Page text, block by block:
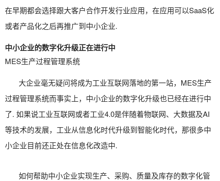
在早期都会选择跟大客户合作开发行业应用，在应用可以SaaS化
或者产品化之后再推广到中小企业.
中小企业的数字化升级正在进行中
MES生产过程管理系统
大企业毫无疑问将成为工业互联网落地的第一站， MES生产
过程管理系统而事实上，中小企业的数字化升级也已经在进行中
了. 如果说工业互联网或者工业4.0是伴随着物联网、大数据及AI
等技术的发展，工业从信息化时代升级到智能化时代，那很多中
小企业目前还正处在信息化改造中.
如何帮助中小企业实现生产、采购、质量及库存的数字化管